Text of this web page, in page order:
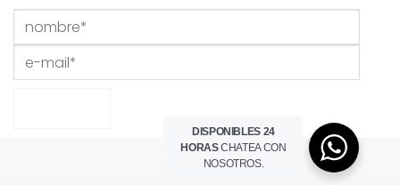
Copyright 2026 © Del Portillo Studio I Powered byTHE HINT
DISPONIBLES 24
HORASCHATEA CON
NOSOTROS.